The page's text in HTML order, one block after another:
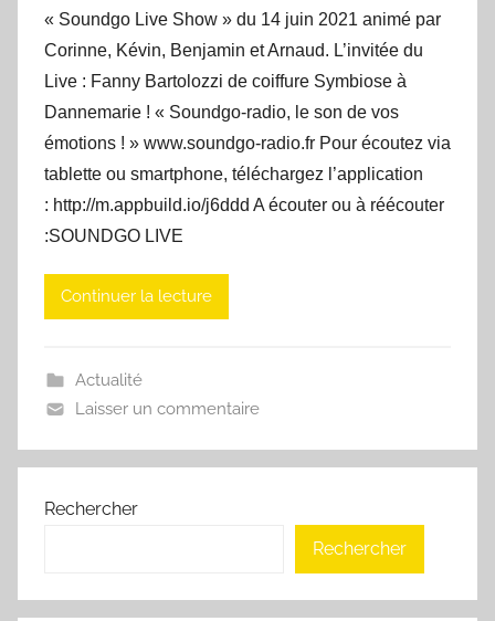
« Soundgo Live Show » du 14 juin 2021 animé par
Corinne, Kévin, Benjamin et Arnaud. L’invitée du
Live : Fanny Bartolozzi de coiffure Symbiose à
Dannemarie ! « Soundgo-radio, le son de vos
émotions ! » www.soundgo-radio.fr Pour écoutez via
tablette ou smartphone, téléchargez l’application
: http://m.appbuild.io/j6ddd A écouter ou à réécouter
:SOUNDGO LIVE
Continuer la lecture
Actualité
Laisser un commentaire
Rechercher
Rechercher